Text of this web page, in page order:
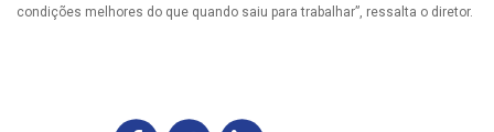
condições melhores do que quando saiu para trabalhar”, ressalta o diretor.